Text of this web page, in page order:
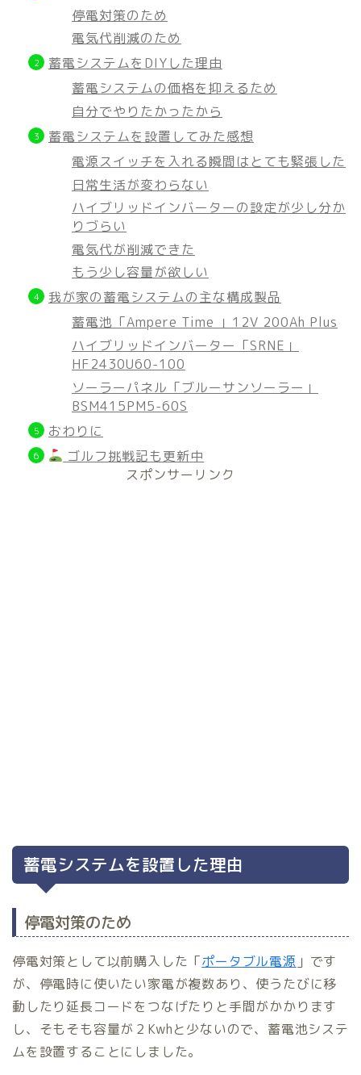
停電対策のため
電気代削減のため
蓄電システムをDIYした理由
蓄電システムの価格を抑えるため
自分でやりたかったから
蓄電システムを設置してみた感想
電源スイッチを入れる瞬間はとても緊張した
日常生活が変わらない
ハイブリッドインバーターの設定が少し分か
りづらい
電気代が削減できた
もう少し容量が欲しい
我が家の蓄電システムの主な構成製品
蓄電池「Ampere Time 」12V 200Ah Plus
ハイブリッドインバーター「SRNE」
HF2430U60-100
ソーラーパネル「ブルーサンソーラー」
BSM415PM5-60S
おわりに
ゴルフ挑戦記も更新中
スポンサーリンク
蓄電システムを設置した理由
停電対策のため
停電対策として以前購入した「ポータブル電源 」です
が、停電時に使いたい家電が複数あり、使うたびに移
動したり延長コードをつなげたりと手間がかかります
し、そもそも容量が２Kwhと少ないので、蓄電池システ
ムを設置することにしました。